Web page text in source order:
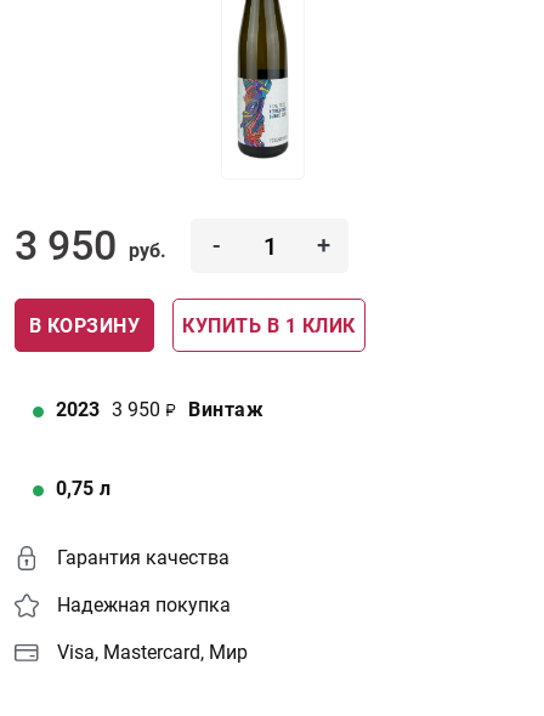
3 950 руб. - +
В КОРЗИНУ КУПИТЬ В 1 КЛИК
2023 3 950 Винтаж
0,75 л
Гарантия качества
Надежная покупка
Visa, Mastercard, Мир